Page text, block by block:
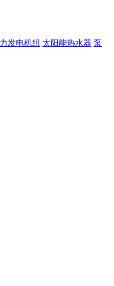
发电机组 太阳能热水器 泵